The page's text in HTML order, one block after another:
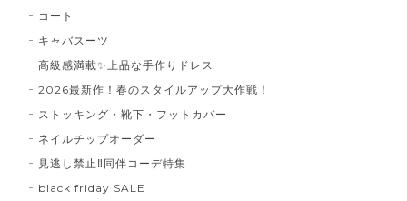
コート
キャバスーツ
高級感満載✨上品な手作りドレス
2026最新作！春のスタイルアップ大作戦！
ストッキング・靴下・フットカバー
ネイルチップオーダー
見逃し禁止‼同伴コーデ特集
black friday SALE